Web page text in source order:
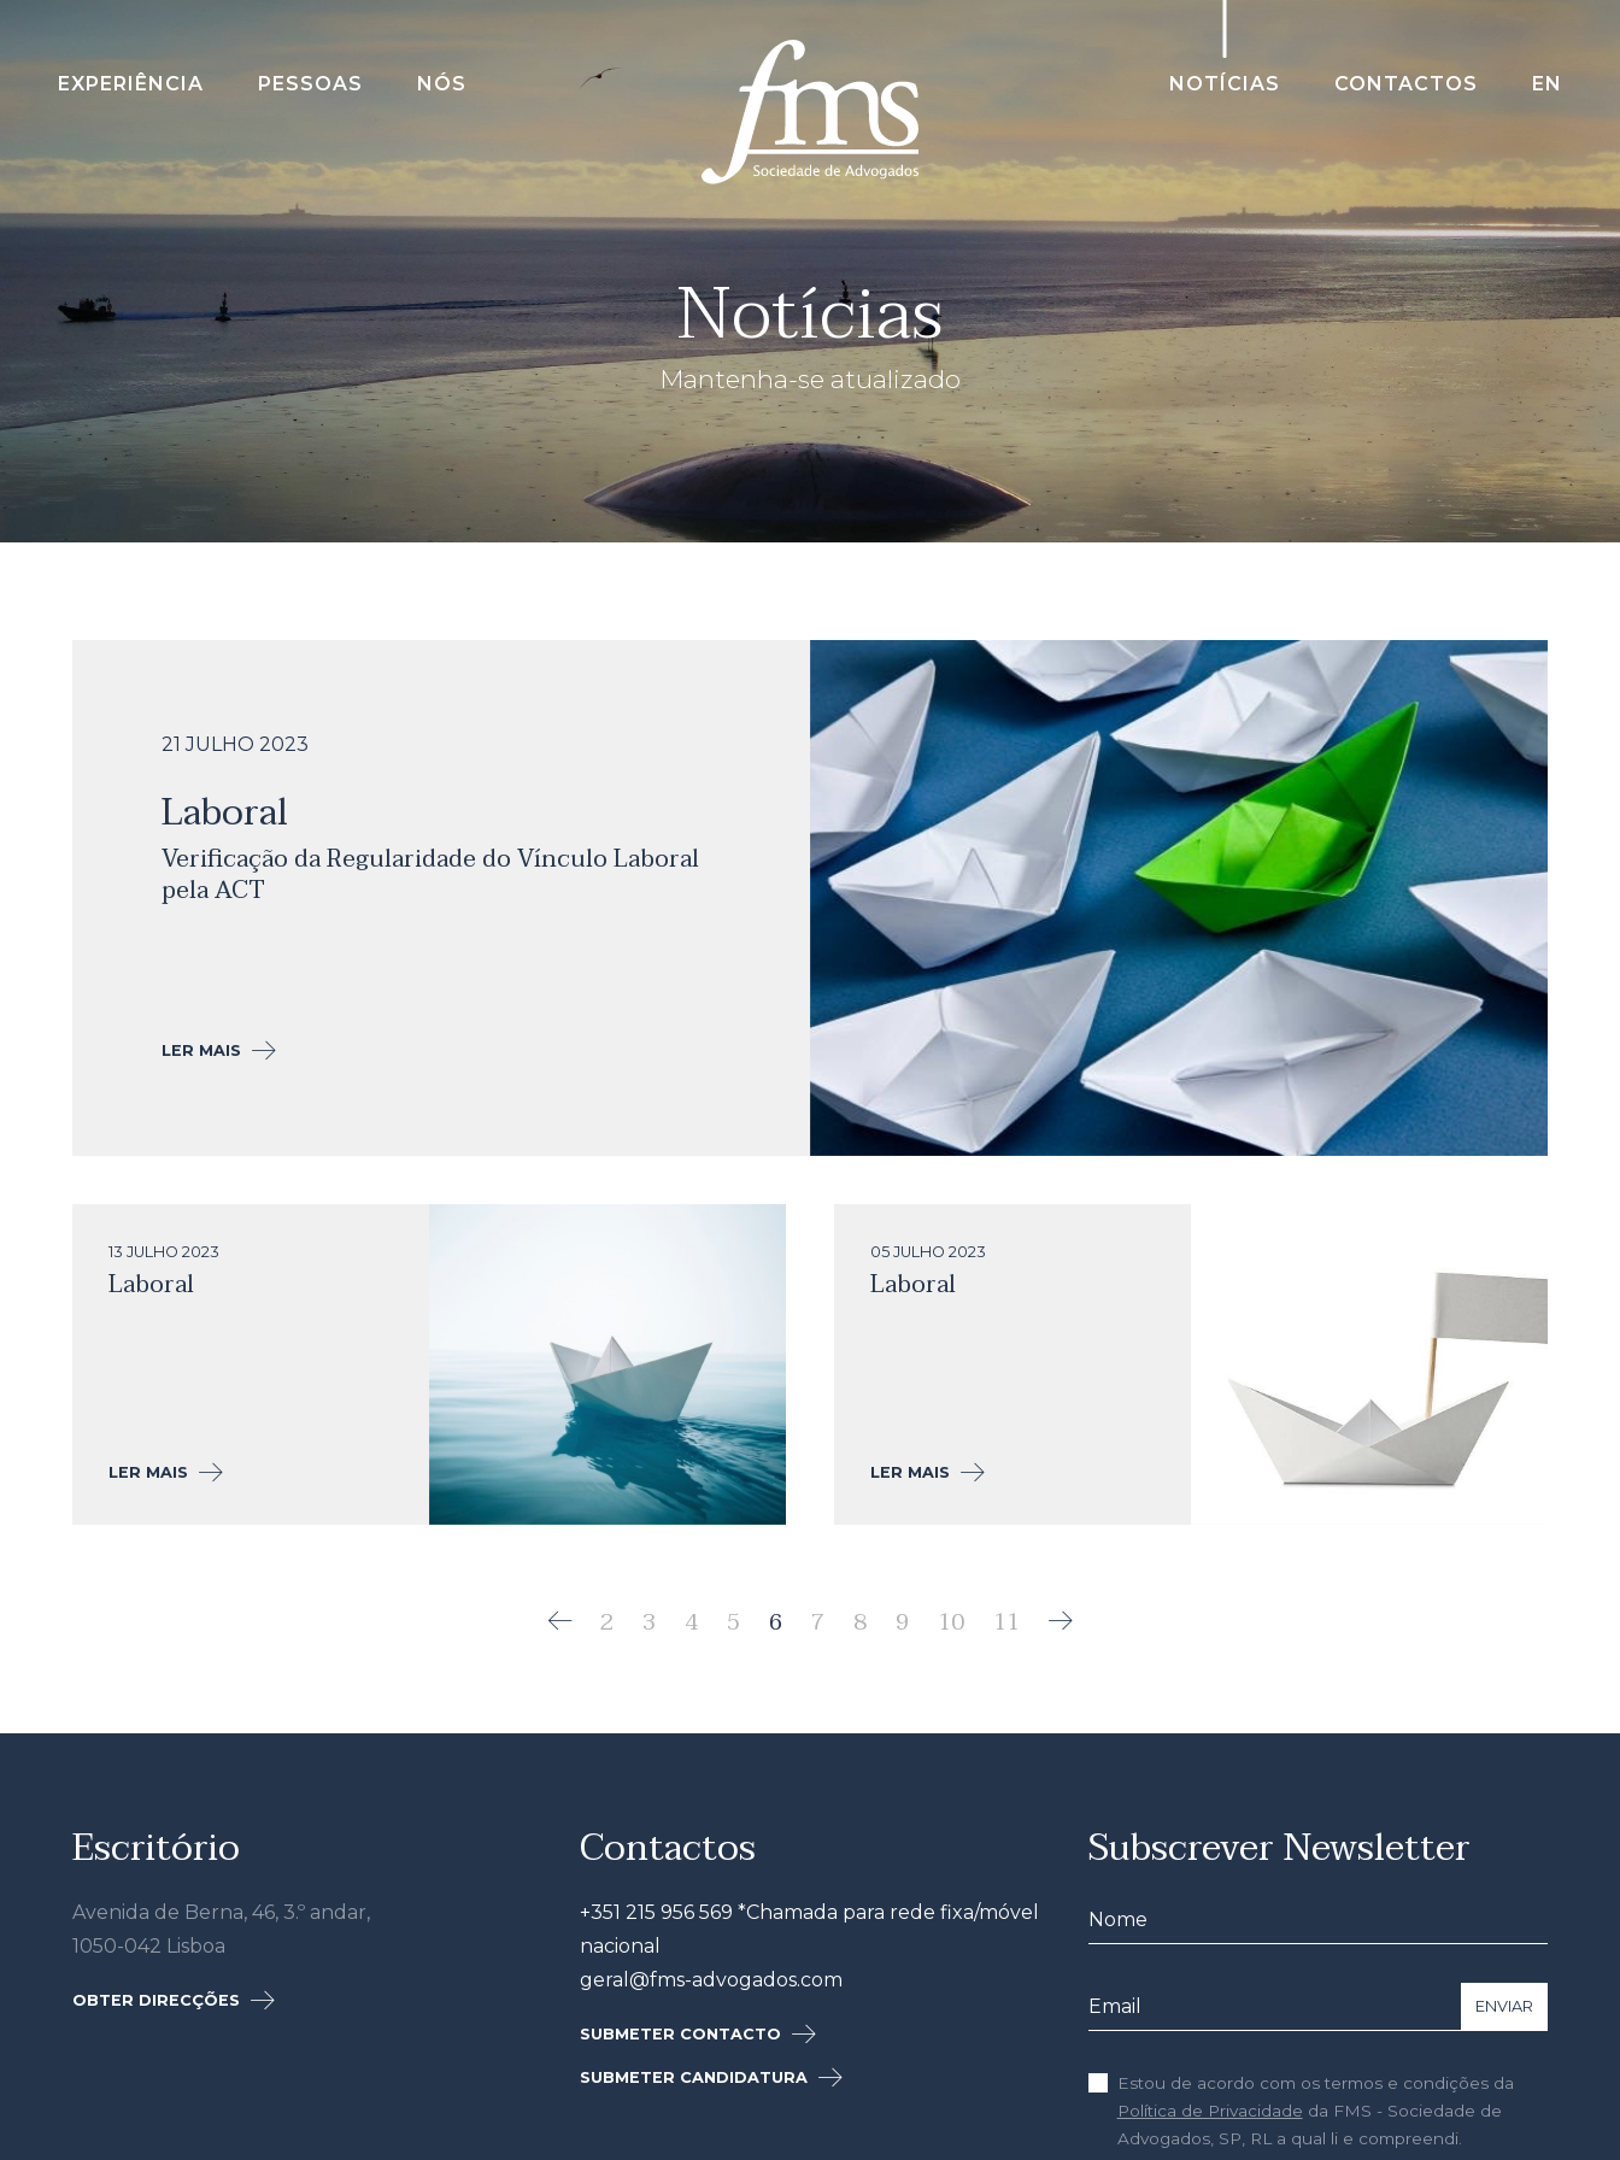
EXPERIÊNCIA PESSOAS NÓS NOTÍCIAS CONTACTOS EN
Notícias
Mantenha-se atualizado
21 JULHO 2023
Laboral
Verificação da Regularidade do Vínculo Laboral
pela ACT
LER MAIS
13 JULHO 2023
Laboral
LER MAIS
05 JULHO 2023
Laboral
LER MAIS
2 3 4 5 6 7 8 9 10 11
Escritório
Avenida de Berna, 46, 3.º andar,
1050-042 Lisboa
OBTER DIRECÇÕES
Contactos
+351 215 956 569 *Chamada para rede fixa/móvel
nacional
geral@fms-advogados.com
SUBMETER CONTACTO
SUBMETER CANDIDATURA
Subscrever Newsletter
ENVIAR
Estou de acordo com os termos e condições da
Política de Privacidade da FMS - Sociedade de
Advogados, SP, RL a qual li e compreendi.